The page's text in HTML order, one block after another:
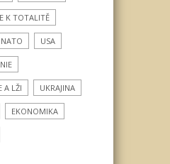
K TOTALITĚ
NATO USA
A LŽI UKRAJINA
EKONOMIKA